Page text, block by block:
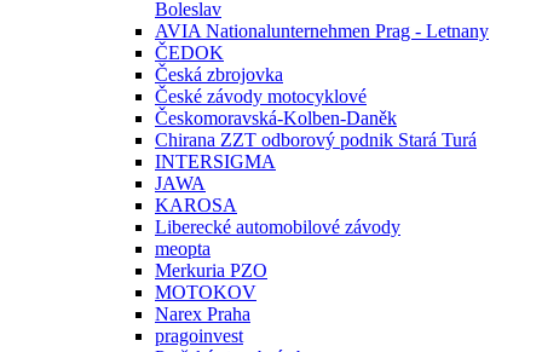
Boleslav
AVIA Nationalunternehmen Prag - Letnany
ČEDOK
Česká zbrojovka
České závody motocyklové
Českomoravská-Kolben-Daněk
Chirana ZZT odborový podnik Stará Turá
INTERSIGMA
JAWA
KAROSA
Liberecké automobilové závody
meopta
Merkuria PZO
MOTOKOV
Narex Praha
pragoinvest